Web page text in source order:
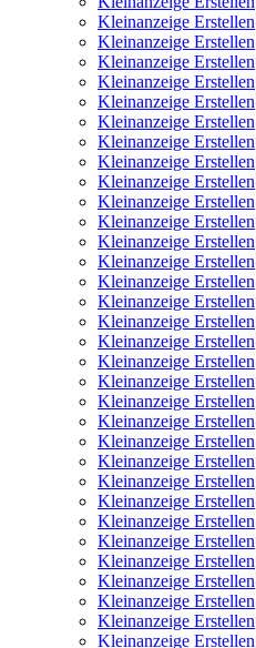
Kleinanzeige Erstellen
Kleinanzeige Erstellen
Kleinanzeige Erstellen
Kleinanzeige Erstellen
Kleinanzeige Erstellen
Kleinanzeige Erstellen
Kleinanzeige Erstellen
Kleinanzeige Erstellen
Kleinanzeige Erstellen
Kleinanzeige Erstellen
Kleinanzeige Erstellen
Kleinanzeige Erstellen
Kleinanzeige Erstellen
Kleinanzeige Erstellen
Kleinanzeige Erstellen
Kleinanzeige Erstellen
Kleinanzeige Erstellen
Kleinanzeige Erstellen
Kleinanzeige Erstellen
Kleinanzeige Erstellen
Kleinanzeige Erstellen
Kleinanzeige Erstellen
Kleinanzeige Erstellen
Kleinanzeige Erstellen
Kleinanzeige Erstellen
Kleinanzeige Erstellen
Kleinanzeige Erstellen
Kleinanzeige Erstellen
Kleinanzeige Erstellen
Kleinanzeige Erstellen
Kleinanzeige Erstellen
Kleinanzeige Erstellen